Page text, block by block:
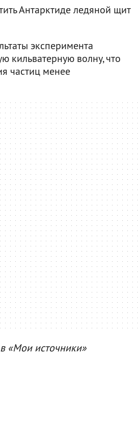
Антарктиде ледяной щит
эксперимента
кильватерную волну, что
частиц менее
«Мои источники»